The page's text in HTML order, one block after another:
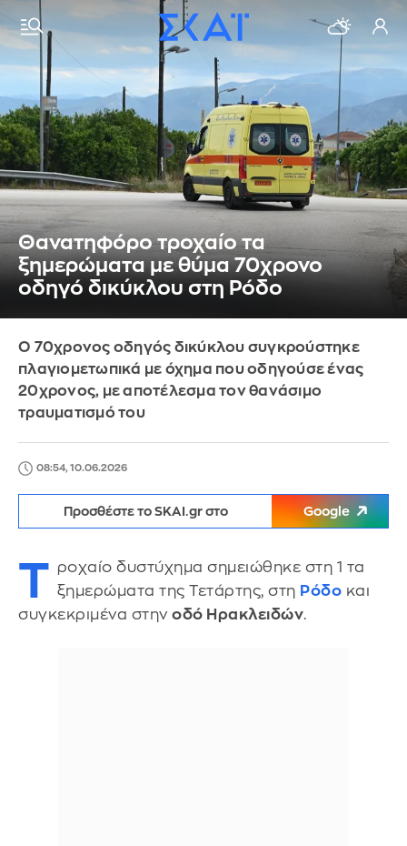
Θανατηφόρο τροχαίο τα
ξημερώματα με θύμα 70χρονο
οδηγό δικύκλου στη Ρόδο
Ο 70χρονος οδηγός δικύκλου συγκρούστηκε
πλαγιομετωπικά με όχημα που οδηγούσε ένας
20χρονος, με αποτέλεσμα τον θανάσιμο
τραυματισμό του
08:54, 10.06.2026
Προσθέστε το SKAI.gr στο Google
Τ ροχαίο δυστύχημα σημειώθηκε στη 1 τα
ξημερώματα της Τετάρτης, στη Ρόδο και
συγκεκριμένα στην οδό Ηρακλειδών.